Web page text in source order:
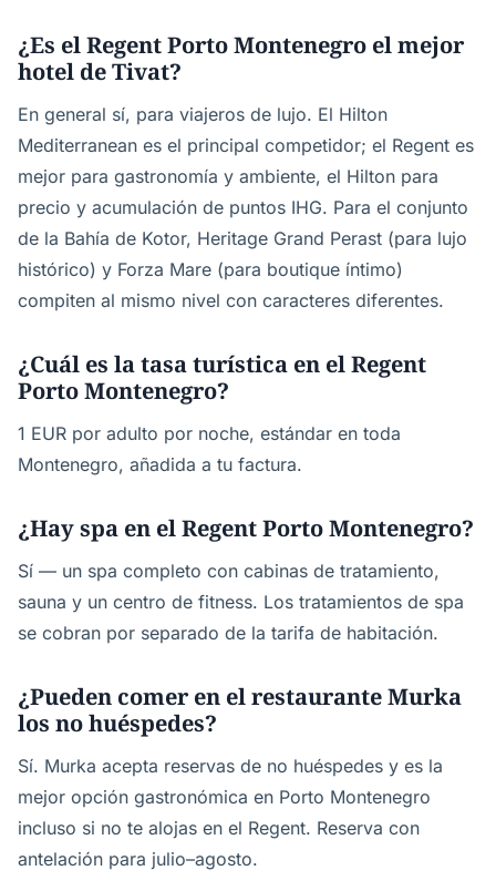
¿Es el Regent Porto Montenegro el mejor
hotel de Tivat?
En general sí, para viajeros de lujo. El Hilton
Mediterranean es el principal competidor; el Regent es
mejor para gastronomía y ambiente, el Hilton para
precio y acumulación de puntos IHG. Para el conjunto
de la Bahía de Kotor, Heritage Grand Perast (para lujo
histórico) y Forza Mare (para boutique íntimo)
compiten al mismo nivel con caracteres diferentes.
¿Cuál es la tasa turística en el Regent
Porto Montenegro?
1 EUR por adulto por noche, estándar en toda
Montenegro, añadida a tu factura.
¿Hay spa en el Regent Porto Montenegro?
Sí — un spa completo con cabinas de tratamiento,
sauna y un centro de fitness. Los tratamientos de spa
se cobran por separado de la tarifa de habitación.
¿Pueden comer en el restaurante Murka
los no huéspedes?
Sí. Murka acepta reservas de no huéspedes y es la
mejor opción gastronómica en Porto Montenegro
incluso si no te alojas en el Regent. Reserva con
antelación para julio–agosto.